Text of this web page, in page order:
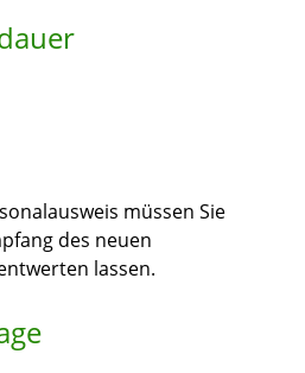
müssen Sie
des neuen
lassen.